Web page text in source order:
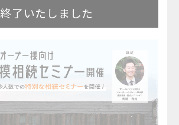
終了いたしました